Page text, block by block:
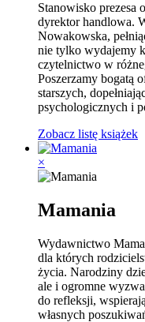
Stanowisko prezesa
dyrektor handlowa.
Nowakowska,
nie tylko wydajemy
czytelnictwo w
Poszerzamy bogatą
starszych,
psychologicznych i
Zobacz listę książek
×
Mamania
Wydawnictwo
dla których
życia. Narodziny
ale i ogromne
do refleksji,
własnych